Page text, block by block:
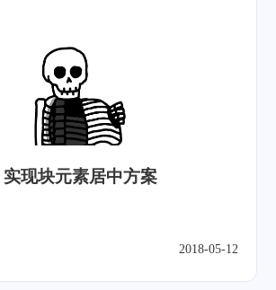
实现块元素居中方案
2018-05-12